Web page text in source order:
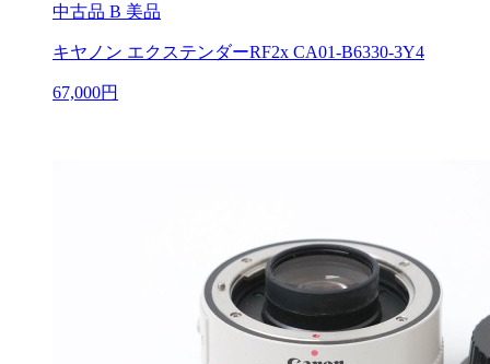
中古品 B 美品
キヤノン エクステンダーRF2x CA01-B6330-3Y4
67,000円